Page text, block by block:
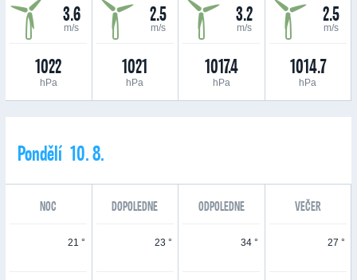
3.6
m/s
1022
hPa
2.5
m/s
1021
hPa
3.2
m/s
1017.4
hPa
2.5
m/s
1014.7
hPa
Pondělí 10. 8.
NOC DOPOLEDNE ODPOLEDNE VEČER
21 ° 23 ° 34 ° 27 °